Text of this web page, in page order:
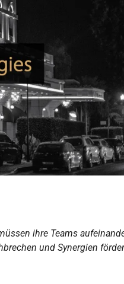
ihre Teams
und Synergien